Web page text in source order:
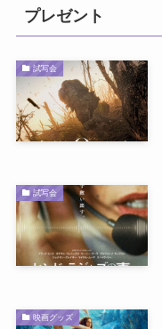
プレゼント
試写会
試写会
映画グッズ